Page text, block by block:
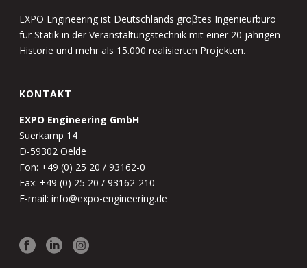
EXPO Engineering ist Deutschlands gröβtes Ingenieurbüro
für Statik in der Veranstaltungstechnik mit einer 20 jährigen
Historie und mehr als 15.000 realisierten Projekten.
KONTAKT
EXPO Engineering GmbH
Suerkamp 14
D-59302 Oelde
Fon: +49 (0) 25 20 / 93162-0
Fax: +49 (0) 25 20 / 93162-210
E-mail: info@expo-engineering.de